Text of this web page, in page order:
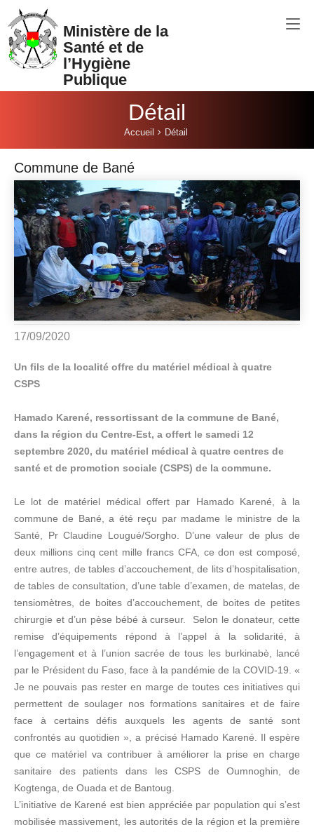
Aller au contenu principal
Ministère de la
Santé et de
l’Hygiène
Publique
Détail
Accueil Détail
Commune de Bané
17/09/2020
Un fils de la localité offre du matériel médical à quatre
CSPS
Hamado Karené, ressortissant de la commune de Bané,
dans la région du Centre-Est, a offert le samedi 12
septembre 2020, du matériel médical à quatre centres de
santé et de promotion sociale (CSPS) de la commune.
Le lot de matériel médical offert par Hamado Karené, à la
commune de Bané, a été reçu par madame le ministre de la
Santé, Pr Claudine Lougué/Sorgho. D’une valeur de plus de
deux millions cinq cent mille francs CFA, ce don est composé,
entre autres, de tables d’accouchement, de lits d’hospitalisation,
de tables de consultation, d’une table d’examen, de matelas, de
tensiomètres, de boites d’accouchement, de boites de petites
chirurgie et d’un pèse bébé à curseur. Selon le donateur, cette
remise d’équipements répond à l’appel à la solidarité, à
l’engagement et à l’union sacrée de tous les burkinabè, lancé
par le Président du Faso, face à la pandémie de la COVID-19. «
Je ne pouvais pas rester en marge de toutes ces initiatives qui
permettent de soulager nos formations sanitaires et de faire
face à certains défis auxquels les agents de santé sont
confrontés au quotidien », a précisé Hamado Karené. Il espère
que ce matériel va contribuer à améliorer la prise en charge
sanitaire des patients dans les CSPS de Oumnoghin, de
Kogtenga, de Ouada et de Bantoug.
L’initiative de Karené est bien appréciée par population qui s’est
mobilisée massivement, les autorités de la région et la première